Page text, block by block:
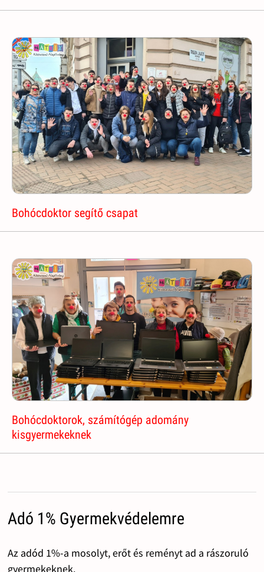
Bohócdoktor segítő csapat
Bohócdoktorok, számítógép adomány
kisgyermekeknek
Adó 1% Gyermekvédelemre
Az adód 1%-a mosolyt, erőt és reményt ad a rászoruló
gyermekeknek.